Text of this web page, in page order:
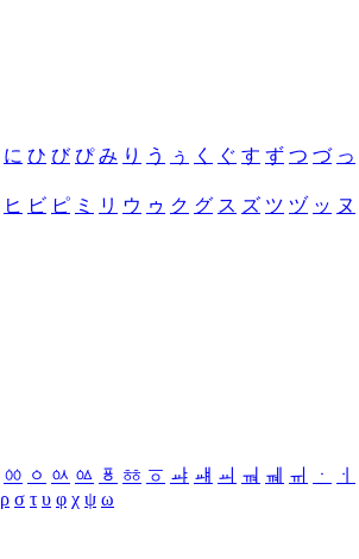
に ひ び ぴ み り う ぅ く ぐ す ず つ づ っ
ヒ ビ ピ ミ リ ウ ゥ ク グ ス ズ ツ ヅ ッ ヌ
ㆀ ㆁ ㆂ ㆃ ㆄ ㆅ ㆆ ㆇ ㆈ ㆉ ㆊ ㆋ ㆌ ㆍ
ㆎ
ρ σ τ υ φ χ ψ ω